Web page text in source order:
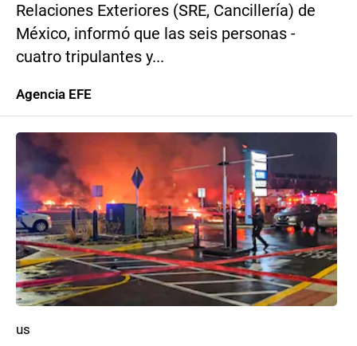
Relaciones Exteriores (SRE, Cancillería) de
México, informó que las seis personas -
cuatro tripulantes y...
Agencia EFE
us